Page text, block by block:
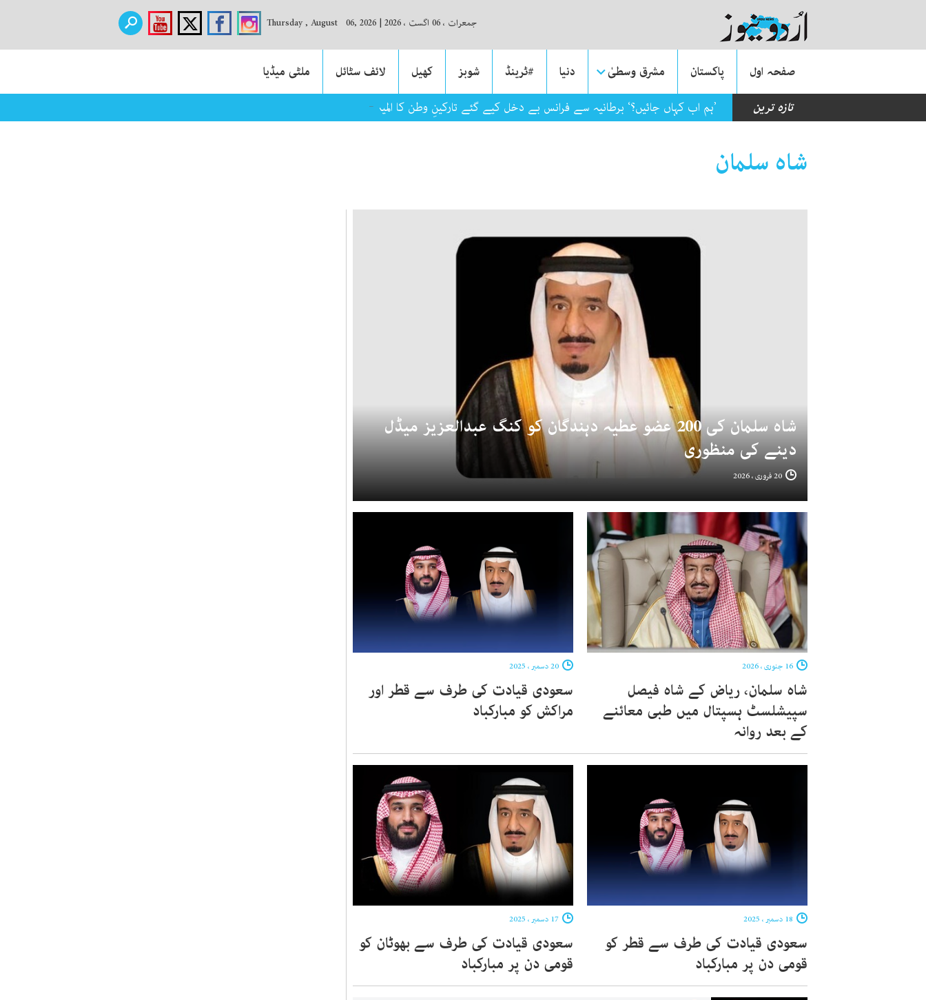
جمعرات ، 06 اگست ، 2026 |
Thursday , August 06, 2026
صفحہ اول پاکستان مشرق وسطیٰ دنیا #ٹرینڈ شوبز کھیل لائف سٹائل
ملٹی میڈیا
تازہ ترین
’ہم اب کہاں جائیں؟‘ برطانیہ سے فرانس بے دخل کیے گئے تارکینِ وطن کا المیہ
شاہ سلمان
شاہ سلمان کی 200 عضو عطیہ دہندگان کو کنگ عبدالعزیز میڈل
دینے کی منظوری
شاہ سلمان، ریاض کے شاہ فیصل
سپیشلسٹ ہسپتال میں طبی معائنے
کے بعد روانہ
سعودی قیادت کی طرف سے قطر اور
مراکش کو مبارکباد
سعودی قیادت کی طرف سے قطر کو
قومی دن پر مبارکباد
سعودی قیادت کی طرف سے بھوٹان کو
قومی دن پر مبارکباد